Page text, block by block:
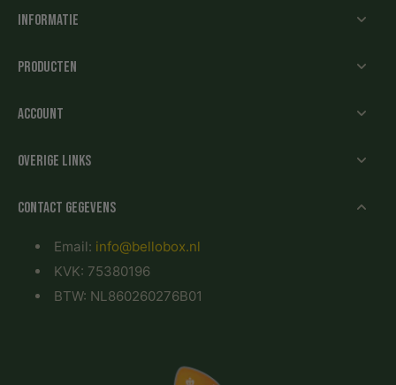
Informatie
Producten
Account
Overige links
Contact gegevens
Email: info@bellobox.nl
KVK: 75380196
BTW: NL860260276B01